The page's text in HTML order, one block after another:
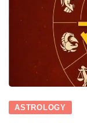
ASTROLOGY